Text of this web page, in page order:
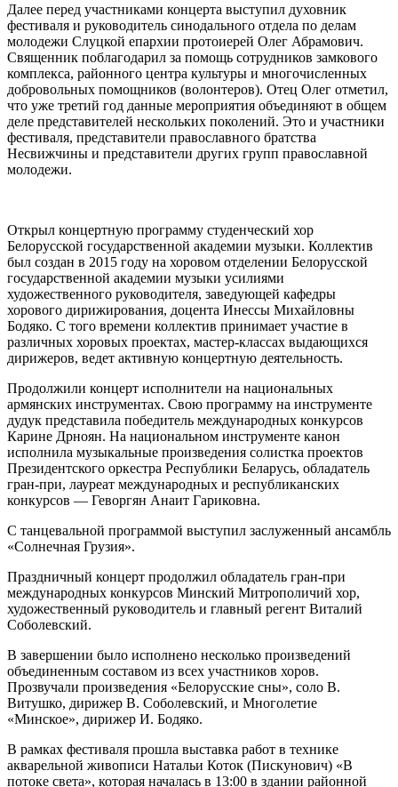
Далее перед участниками концерта выступил духовник
фестиваля и руководитель синодального отдела по делам
молодежи Слуцкой епархии протоиерей Олег Абрамович.
Священник поблагодарил за помощь сотрудников замкового
комплекса, районного центра культуры и многочисленных
добровольных помощников (волонтеров). Отец Олег отметил,
что уже третий год данные мероприятия объединяют в общем
деле представителей нескольких поколений. Это и участники
фестиваля, представители православного братства
Несвижчины и представители других групп православной
молодежи.
Открыл концертную программу студенческий хор
Белорусской государственной академии музыки. Коллектив
был создан в 2015 году на хоровом отделении Белорусской
государственной академии музыки усилиями
художественного руководителя, заведующей кафедры
хорового дирижирования, доцента Инессы Михайловны
Бодяко. С того времени коллектив принимает участие в
различных хоровых проектах, мастер-классах выдающихся
дирижеров, ведет активную концертную деятельность.
Продолжили концерт исполнители на национальных
армянских инструментах. Свою программу на инструменте
дудук представила победитель международных конкурсов
Карине Дрноян. На национальном инструменте канон
исполнила музыкальные произведения солистка проектов
Президентского оркестра Республики Беларусь, обладатель
гран-при, лауреат международных и республиканских
конкурсов — Геворгян Анаит Гариковна.
С танцевальной программой выступил заслуженный ансамбль
«Солнечная Грузия».
Праздничный концерт продолжил обладатель гран-при
международных конкурсов Минский Митрополичий хор,
художественный руководитель и главный регент Виталий
Соболевский.
В завершении было исполнено несколько произведений
объединенным составом из всех участников хоров.
Прозвучали произведения «Белорусские сны», соло В.
Витушко, дирижер В. Соболевский, и Многолетие
«Минское», дирижер И. Бодяко.
В рамках фестиваля прошла выставка работ в технике
акварельной живописи Натальи Коток (Пискунович) «В
потоке света», которая началась в 13:00 в здании районной